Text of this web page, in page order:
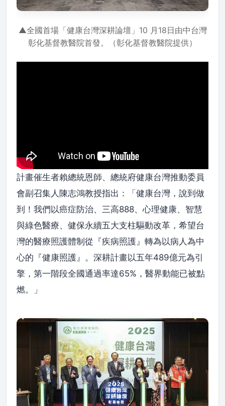
▲全國首場「健康台灣深耕論壇」10 月18日由中台灣
彰化基督教醫院首發。（彰化基督教醫院提供）
計畫催生者賴總統恩師、總統府健康台灣推動委員
會副召集人陳志鴻教授指出：「健康台灣，說到做
到！我們以癌症防治、三高888、心理健康、智慧
與綠色醫療、健保永續五大支柱驅動改革，希望台
灣的醫療照護體制從『疾病照護』轉為以病人為中
心的『健康照護』。深耕計畫以五年489億元為引
擎，第一階段全國通過率達65%，醫界動能已被點
燃。」